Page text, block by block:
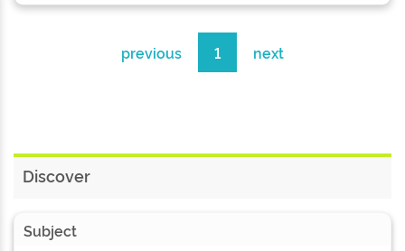
previous 1 next
Discover
Subject